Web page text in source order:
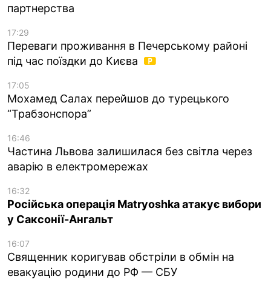
партнерства
17:29
Переваги проживання в Печерському районі
під час поїздки до Києва
17:05
Мохамед Салах перейшов до турецького
“Трабзонспора”
16:46
Частина Львова залишилася без світла через
аварію в електромережах
16:32
Російська операція Matryoshka атакує вибори
у Саксонії-Ангальт
16:07
Священник коригував обстріли в обмін на
евакуацію родини до РФ — СБУ